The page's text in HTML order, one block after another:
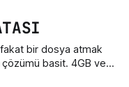
bir dosya atmak
basit. 4GB ve